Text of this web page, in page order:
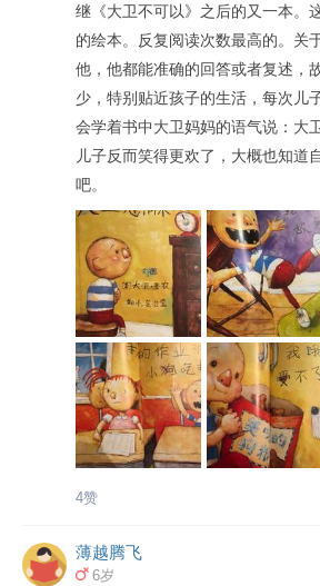
继《大卫不可以》之后的又一本。
的绘本。反复阅读次数最高的。关
他，他都能准确的回答或者复述，
少，特别贴近孩子的生活，每次儿
会学着书中大卫妈妈的语气说：大
儿子反而笑得更欢了，大概也知道
吧。
4赞
薄越腾飞
6岁